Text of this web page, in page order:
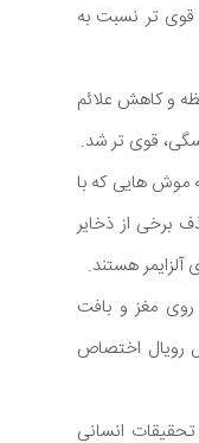
تر نسبت به
و کاهش علائم
قوی تر شد.
موش هایی که با
برخی از ذخایر
هستند.
روی مغز و بافت
رویال اختصاص
انسانی